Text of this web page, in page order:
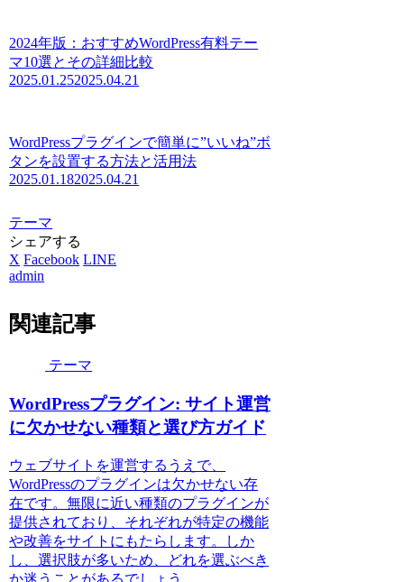
2024年版：おすすめWordPress有料テー
マ10選とその詳細比較
2025.01.252025.04.21
WordPressプラグインで簡単に”いいね”ボ
タンを設置する方法と活用法
2025.01.182025.04.21
テーマ
シェアする
X Facebook LINE
admin
関連記事
テーマ
WordPressプラグイン: サイト運営
に欠かせない種類と選び方ガイド
ウェブサイトを運営するうえで、
WordPressのプラグインは欠かせない存
在です。無限に近い種類のプラグインが
提供されており、それぞれが特定の機能
や改善をサイトにもたらします。しか
し、選択肢が多いため、どれを選ぶべき
か迷うことがあるでしょう...